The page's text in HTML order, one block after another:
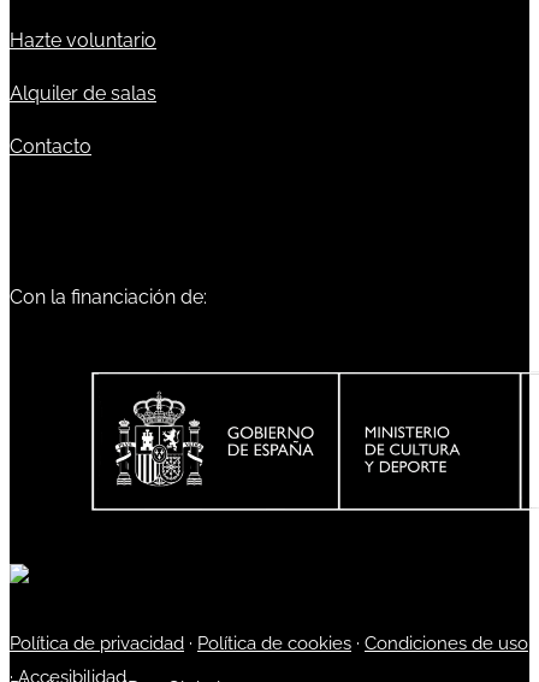
Hazte voluntario
Alquiler de salas
Contacto
Con la financiación de:
Política de privacidad · Política de cookies · Condiciones de uso
·Accesibilidad